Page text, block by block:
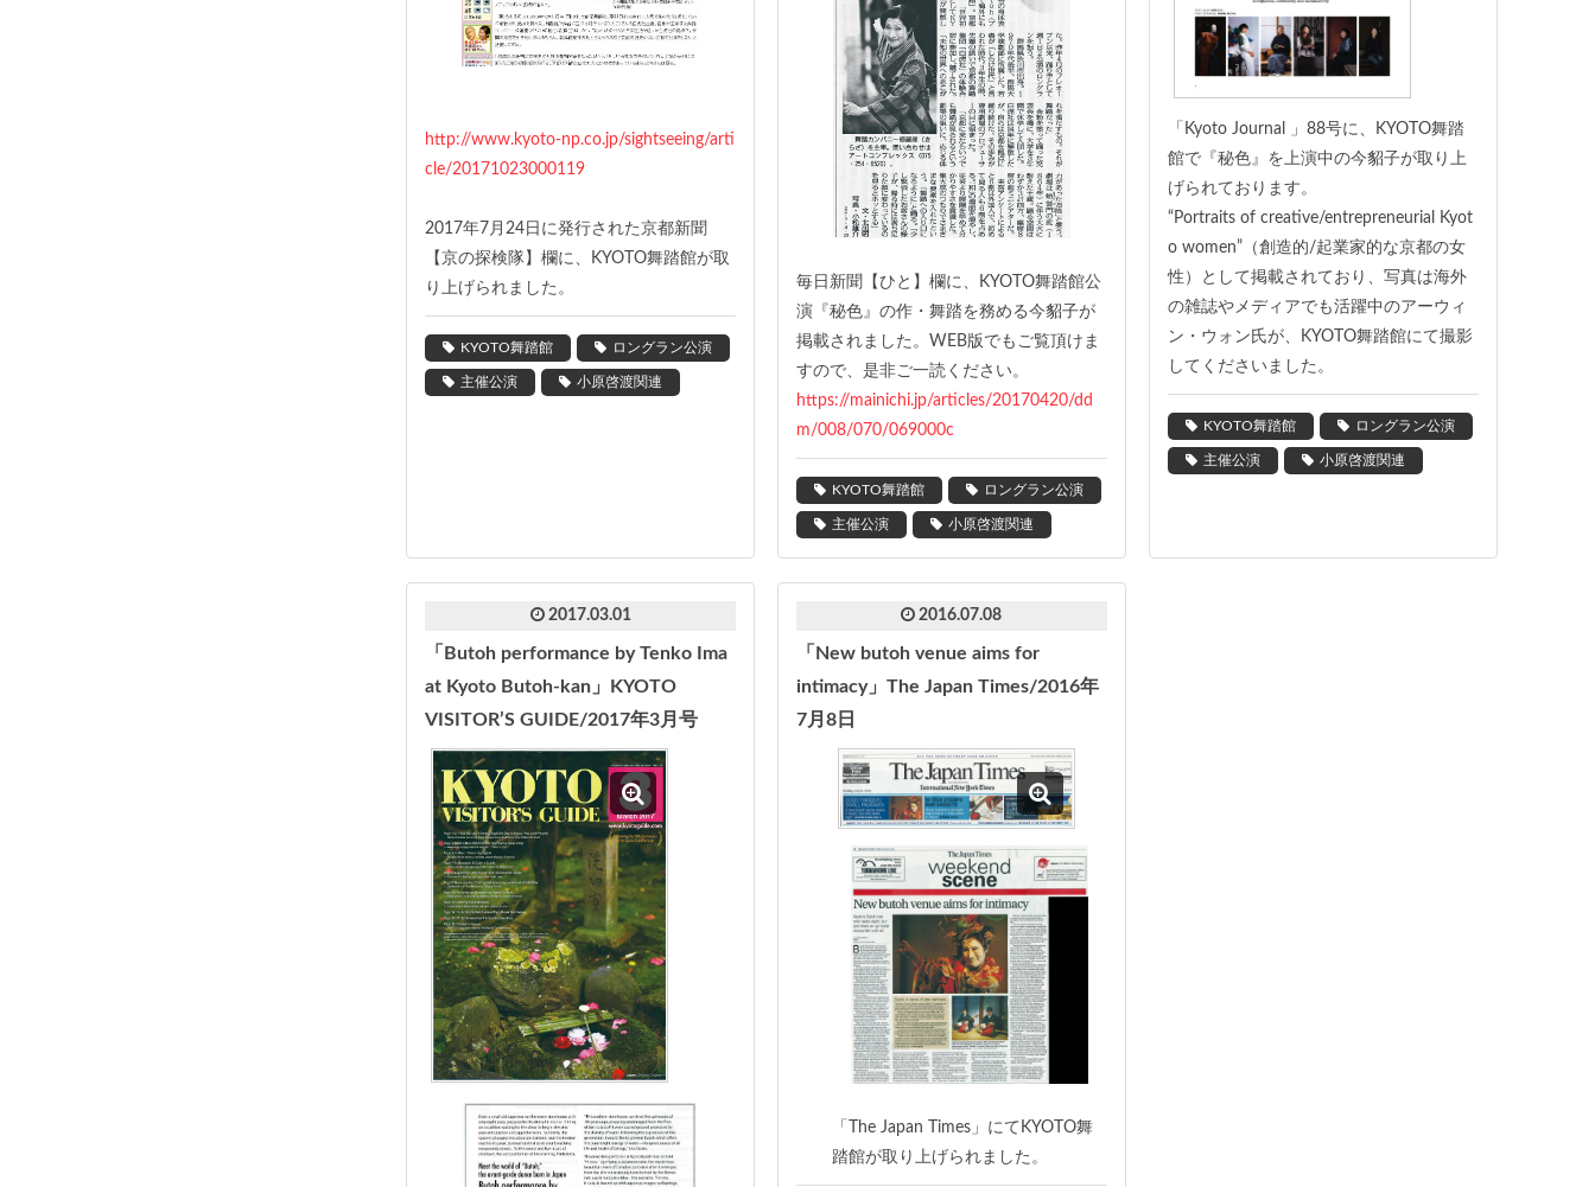
http://www.kyoto-np.co.jp/sightseeing/arti
cle/20171023000119
2017年7月24日に発行された京都新聞
【京の探検隊】欄に、KYOTO舞踏館が取
り上げられました。
KYOTO舞踏館 ロングラン公演
主催公演 小原啓渡関連
毎日新聞【ひと】欄に、KYOTO舞踏館公
演『秘色』の作・舞踏を務める今貂子が
掲載されました。WEB版でもご覧頂けま
すので、是非ご一読ください。
https://mainichi.jp/articles/20170420/dd
m/008/070/069000c
KYOTO舞踏館 ロングラン公演
主催公演 小原啓渡関連
「Kyoto Journal 」88号に、KYOTO舞踏
館で『秘色』を上演中の今貂子が取り上
げられております。
“Portraits of creative/entrepreneurial Kyot
o women”（創造的/起業家的な京都の女
性）として掲載されており、写真は海外
の雑誌やメディアでも活躍中のアーウィ
ン・ウォン氏が、KYOTO舞踏館にて撮影
してくださいました。
KYOTO舞踏館 ロングラン公演
主催公演 小原啓渡関連
2017.03.01
「Butoh performance by Tenko Ima
at Kyoto Butoh-kan」KYOTO
VISITOR’S GUIDE/2017年3月号
2016.07.08
「New butoh venue aims for
intimacy」The Japan Times/2016年
7月8日
「The Japan Times」にてKYOTO舞
踏館が取り上げられました。